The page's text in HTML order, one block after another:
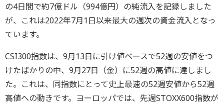
の4日間で約7億ドル（994億円）の純流入を記録しました
が、これは2022年7月1日以来最大の週次の資金流入となっ
ています。
CSI300指数は、9月13日に引け値ベースで52週の安値をつ
けたばかりの中、9月27日（金）に52週の高値に達しまし
た。これは、同指数にとって史上最速の52週安値から52週
高値への動きです。ヨーロッパでは、先週STOXX600指数が